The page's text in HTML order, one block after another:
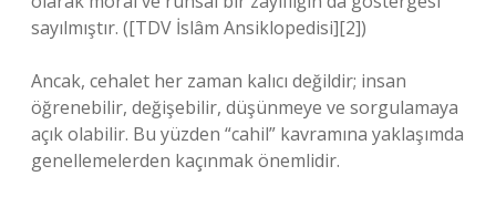
sayılmıştır. ([TDV İslâm Ansiklopedisi][2])
Ancak, cehalet her zaman kalıcı değildir; insan
öğrenebilir, değişebilir, düşünmeye ve sorgulamaya
açık olabilir. Bu yüzden “cahil” kavramına yaklaşımda
genellemelerden kaçınmak önemlidir.